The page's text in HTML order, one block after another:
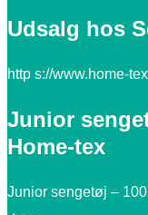
Udsalg hos
http s://www.home-
Junior
Home-tex
Junior sengetøj –